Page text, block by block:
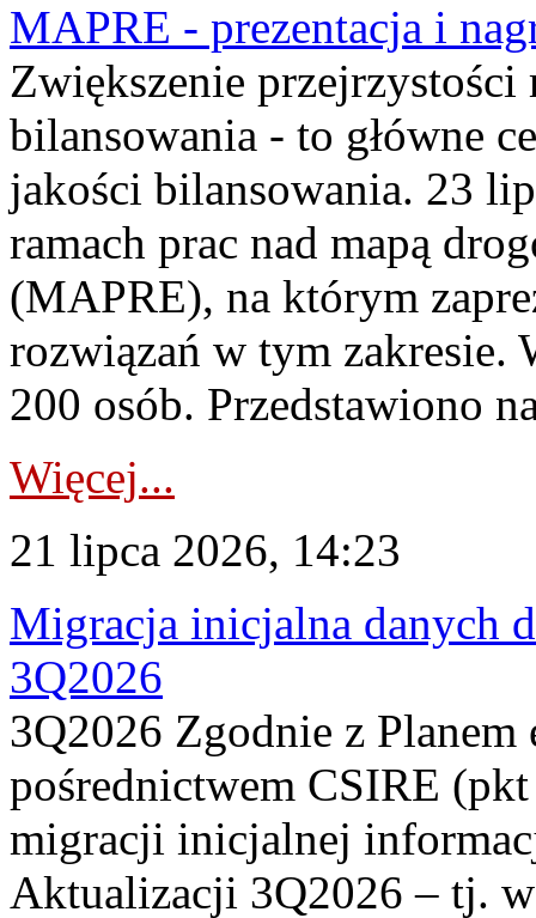
MAPRE - prezentacja i
Zwiększenie
bilansowania - to główne
jakości bilansowania. 23
ramach prac nad mapą
(MAPRE), na którym
rozwiązań w tym zakresie.
200 osób. Przedstawiono
Więcej...
21 lipca 2026, 14:23
Migracja inicjalna danych
3Q2026
3Q2026 Zgodnie z
pośrednictwem CSIRE
migracji inicjalnej
Aktualizacji 3Q2026 – tj.